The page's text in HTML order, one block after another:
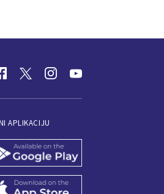
APLIKACIJU